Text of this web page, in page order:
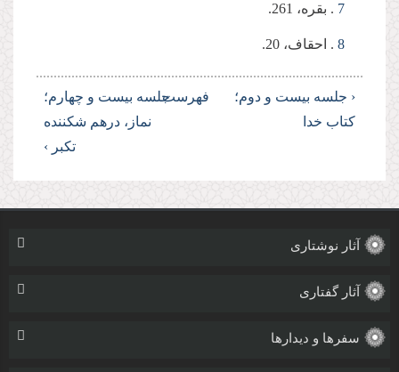
7 . بقره، 261.
8 . احقاف، 20.
‹ جلسه بیست و دوم؛
کتاب خدا
فهرستجلسه بیست و چهارم؛
نماز، درهم شکننده
تکبر ›
آثار نوشتاری
آثار گفتاری
سفرها و دیدارها